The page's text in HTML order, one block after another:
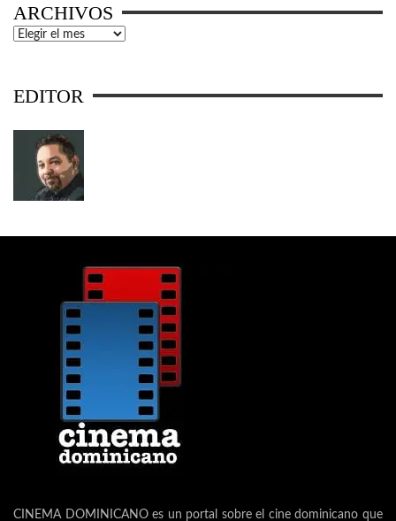
ARCHIVOS
Archivos
EDITOR
CINEMA DOMINICANO es un portal sobre el cine dominicano que